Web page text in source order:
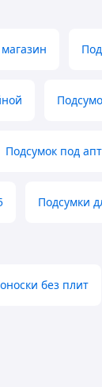
Подсумок под
Подсумки
без плит